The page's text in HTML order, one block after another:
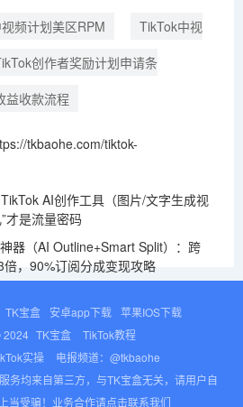
频计划美区RPM
TikTok中视
创作者奖励计划申请条
益收款流程
tkbaohe.com/tiktok-
AI创作工具（图片/文字生成视
才是流量密码
器（AI Outline+Smart Split）：跨
，90%订阅分成变现攻略
TK宝盒 安卓app下载 苹果IOS下载
2024 TK宝盒
TikTok教程
实操
电报频道：@tkbaohe
务均来自第三方，与TK宝盒无关，请用户自
当受骗！业务合作请点击联系我们